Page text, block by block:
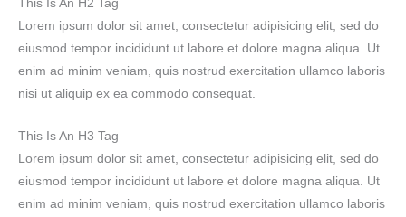
This Is An H2 Tag
Lorem ipsum dolor sit amet, consectetur adipisicing elit, sed do
eiusmod tempor incididunt ut labore et dolore magna aliqua. Ut
enim ad minim veniam, quis nostrud exercitation ullamco laboris
nisi ut aliquip ex ea commodo consequat.
This Is An H3 Tag
Lorem ipsum dolor sit amet, consectetur adipisicing elit, sed do
eiusmod tempor incididunt ut labore et dolore magna aliqua. Ut
enim ad minim veniam, quis nostrud exercitation ullamco laboris